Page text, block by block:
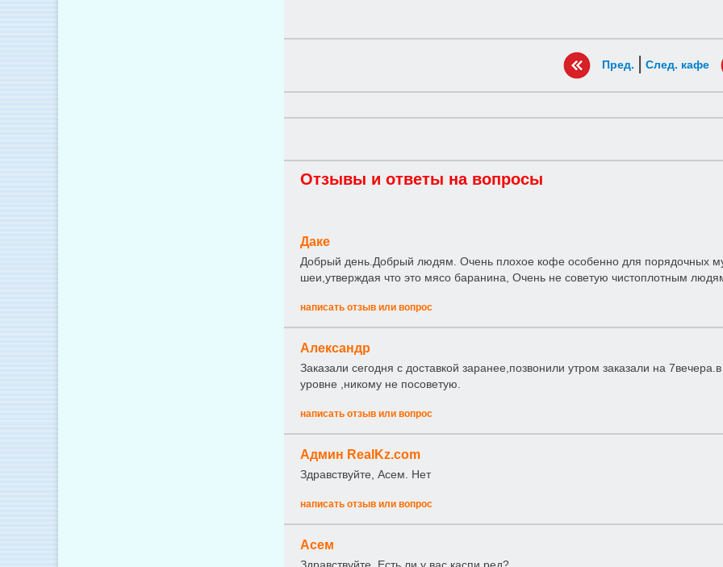
Пред. | След. кафе
Отзывы и ответы на вопросы
Даке
Добрый день.Добрый людям. Очень плохое кофе особенно для порядочных
шеи,утверждая что это мясо баранина, Очень не советую чистоплотным
написать отзыв или вопрос
Александр
Заказали сегодня с доставкой заранее,позвонили утром заказали на
уровне ,никому не посоветую.
написать отзыв или вопрос
Админ RealKz.com
Здравствуйте, Асем. Нет
написать отзыв или вопрос
Асем